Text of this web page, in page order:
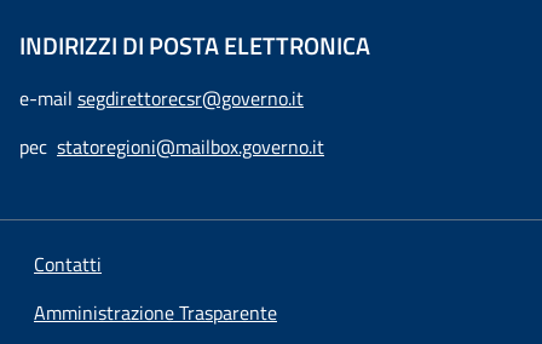
INDIRIZZI DI POSTA ELETTRONICA
e-mail segdirettorecsr@governo.it
pec statoregioni@mailbox.governo.it
Contatti
Amministrazione Trasparente